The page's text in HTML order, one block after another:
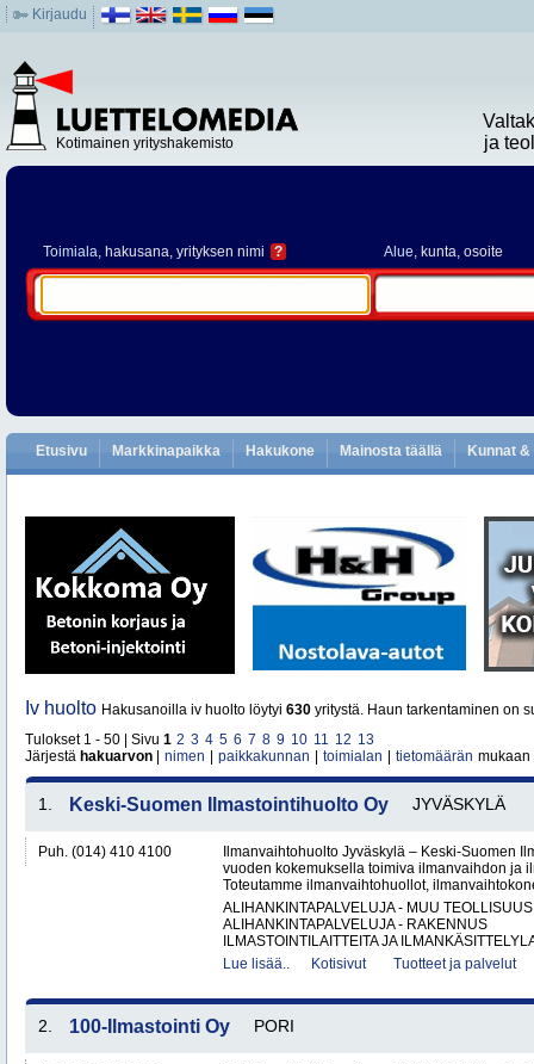
Kirjaudu
Kotimainen yrityshakemisto
ja
Toimiala, hakusana, yrityksen nimi ? Alue, kunta, osoite
Etusivu Markkinapaikka Hakukone Mainosta täällä Kunnat
Iv huolto Hakusanoilla iv huolto löytyi 630 yritystä. Haun tarkentaminen on
Tulokset 1 - 50 | Sivu 1 2 3 4 5 6 7 8 9 10 11 12 13
Järjestä hakuarvon nimen paikkakunnan toimialan tietomäärän mukaan
1. Keski-Suomen Ilmastointihuolto Oy JYVÄSKYLÄ
Puh. (014) 410 4100
Ilmanvaihtohuolto Jyväskylä – Keski-Suomen
vuoden kokemuksella toimiva ilmanvaihdon ja
Toteutamme ilmanvaihtohuollot,
ALIHANKINTAPALVELUJA - MUU TEOLLISUUS
ALIHANKINTAPALVELUJA - RAKENNUS
ILMASTOINTILAITTEITA JA
Lue lisää..
Kotisivut Tuotteet ja palvelut
2. 100-Ilmastointi Oy PORI